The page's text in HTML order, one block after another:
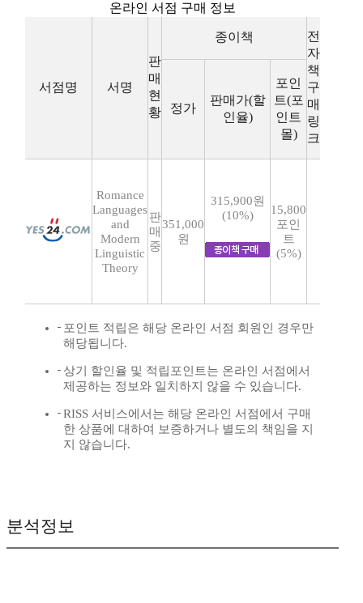
온라인 서점 구매 정보
서점명 서명
판
매
현
황
종이책
전
자
책
구
매
링
크
정가
판매가(할
인율)
포인
트(포
인트
몰)
Romance
Languages
and
Modern
Linguistic
Theory
판
매
중
351,000
원
315,900원
(10%)
15,800
포인
트
(5%)
포인트 적립은 해당 온라인 서점 회원인 경우만
해당됩니다.
상기 할인율 및 적립포인트는 온라인 서점에서
제공하는 정보와 일치하지 않을 수 있습니다.
RISS 서비스에서는 해당 온라인 서점에서 구매
한 상품에 대하여 보증하거나 별도의 책임을 지
지 않습니다.
분석정보